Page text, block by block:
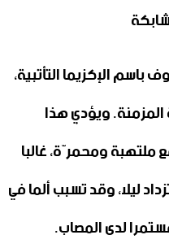
باسم الإكزيما التأتبية،
ويؤدي هذا
ملتهبة ومحمرّة، غالبا
ليلا، وقد تسبب ألما في
لدى المصاب.